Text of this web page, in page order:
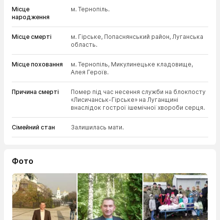
Місце
народження
м. Тернопіль.
Місце смерті
м. Гірське, Попаснянський район, Луганська
область.
Місце поховання
м. Тернопіль, Микулинецьке кладовище,
Алея Героїв.
Причина смерті
Помер під час несення служби на блокпосту
«Лисичанськ-Гірське» на Луганщині
внаслідок гострої ішемічної хвороби серця.
Сімейний стан Залишилась мати.
Фото